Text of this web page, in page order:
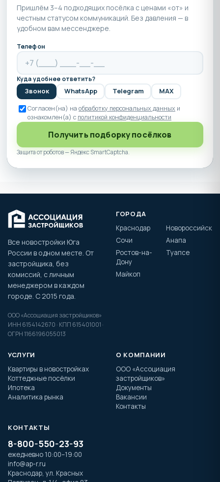
Пришлём 3–4 подходящих посёлка с ценами «от» и
честным статусом коммуникаций. Без давления — в
удобном вам мессенджере.
Телефон
Куда удобнее ответить?
Звонок WhatsApp Telegram MAX
Согласен(на) на обработку персональных данных и
ознакомлен(а) с политикой конфиденциальности
Получить подборку посёлков
Защита от роботов — Яндекс SmartCaptcha.
Все новостройки Юга
России в одном месте. От
застройщика, без
комиссий, с личным
менеджером в каждом
городе. С 2015 года.
ООО «Ассоциация застройщиков»
ИНН 6154142670 · КПП 615401001 ·
ОГРН 1166196055013
ГОРОДА
Краснодар
Новороссийск
Сочи
Анапа
Ростов-на-
Дону
Туапсе
Майкоп
УСЛУГИ
Квартиры в новостройках
Коттеджные посёлки
Ипотека
Аналитика рынка
О КОМПАНИИ
ООО «Ассоциация
застройщиков»
Документы
Вакансии
Контакты
КОНТАКТЫ
8-800-550-23-93
ежедневно 10:00–19:00
info@ap-r.ru
Краснодар, ул. Красных